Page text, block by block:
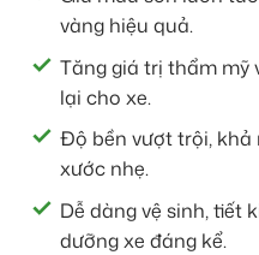
vàng hiệu quả.
Tăng giá trị thẩm mỹ
lại cho xe.
Độ bền vượt trội, khả
xước nhẹ.
Dễ dàng vệ sinh, tiết
dưỡng xe đáng kể.